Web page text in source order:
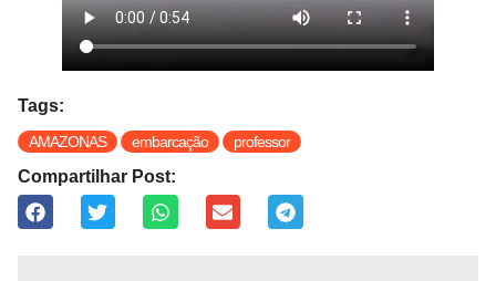
Tags:
AMAZONAS embarcação professor
Compartilhar Post: